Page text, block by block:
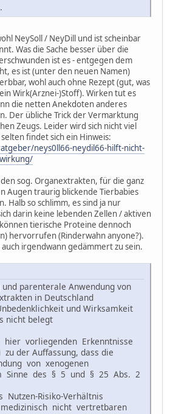
NeySoll / NeyDill und ist scheinbar
Was die Sache besser über die
ist es - entgegen dem
es ist (unter den neuen Namen)
wohl auch ohne Rezept (gut, was
Wirk(Arznei-)Stoff). Wirken tut es
die netten Anekdoten anderes
Der übliche Trick der Vermarktung
Zeugs. Leider wird sich nicht viel
findet sich ein Hinweis:
neys0ll66-neydil66-hilft-nicht-
sog. Organextrakten, für die ganz
Augen traurig blickende Tierbabies
Halb so schlimm, es sind ja nur
darin keine lebenden Zellen / aktiven
tierische Proteine dennoch
hervorrufen (Rinderwahn anyone?).
irgendwann gedämmert zu sein.
parenterale Anwendung von
in Deutschland
und Wirksamkeit
nicht belegt
vorliegenden Erkenntnisse
der Auffassung, dass die
von xenogenen
Sinne des § 5 und § 25 Abs. 2
Risiko-Verhältnis
nicht vertretbaren